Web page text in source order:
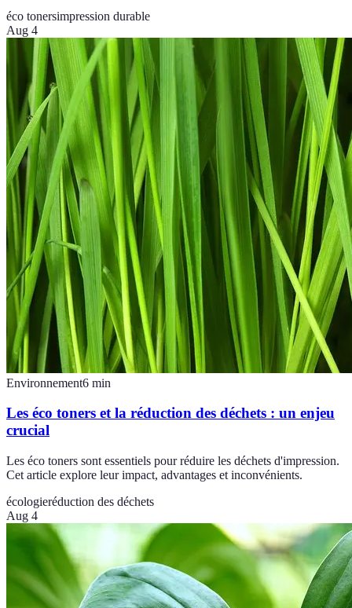
éco tonersimpression durable
Aug 4
Environnement6 min
Les éco toners et la réduction des déchets : un enjeu
crucial
Les éco toners sont essentiels pour réduire les déchets d'impression.
Cet article explore leur impact, advantages et inconvénients.
écologieréduction des déchets
Aug 4